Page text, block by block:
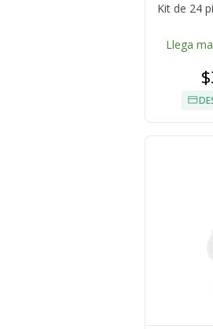
Kit de 24
Llega